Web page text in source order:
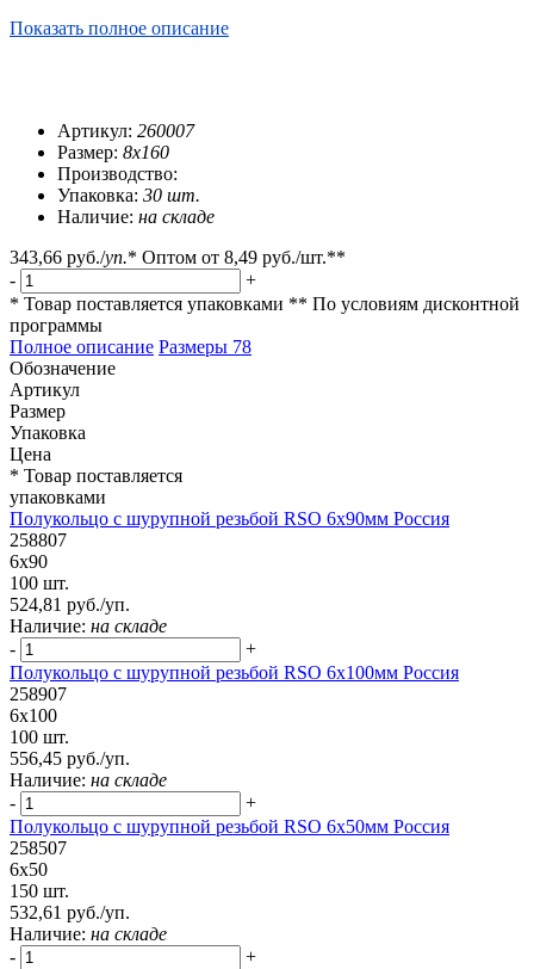
Показать полное описание
Артикул: 260007
Размер: 8х160
Производство:
Упаковка: 30 шт.
Наличие: на складе
343,66 руб./уп.* Оптом от 8,49 руб./шт.**
-
+
* Товар поставляется упаковками ** По условиям дисконтной
программы
Полное описание Размеры 78
Обозначение
Артикул
Размер
Упаковка
Цена
* Товар поставляется
упаковками
Полукольцо с шурупной резьбой RSO 6х90мм Россия
258807
6х90
100 шт.
524,81 руб./уп.
Наличие: на складе
-
+
Полукольцо с шурупной резьбой RSO 6х100мм Россия
258907
6х100
100 шт.
556,45 руб./уп.
Наличие: на складе
-
+
Полукольцо с шурупной резьбой RSO 6х50мм Россия
258507
6х50
150 шт.
532,61 руб./уп.
Наличие: на складе
-
+